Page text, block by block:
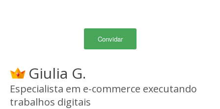
Convidar
Giulia G.
Especialista em e-commerce executando
trabalhos digitais